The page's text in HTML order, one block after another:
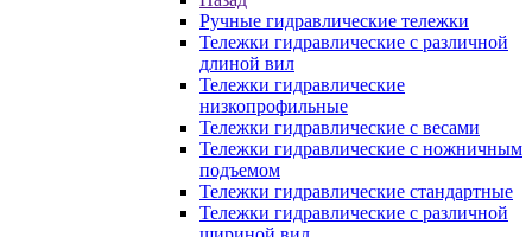
Ручные гидравлические тележки
Тележки гидравлические с различной
длиной вил
Тележки гидравлические
низкопрофильные
Тележки гидравлические с весами
Тележки гидравлические с ножничным
подъемом
Тележки гидравлические стандартные
Тележки гидравлические с различной